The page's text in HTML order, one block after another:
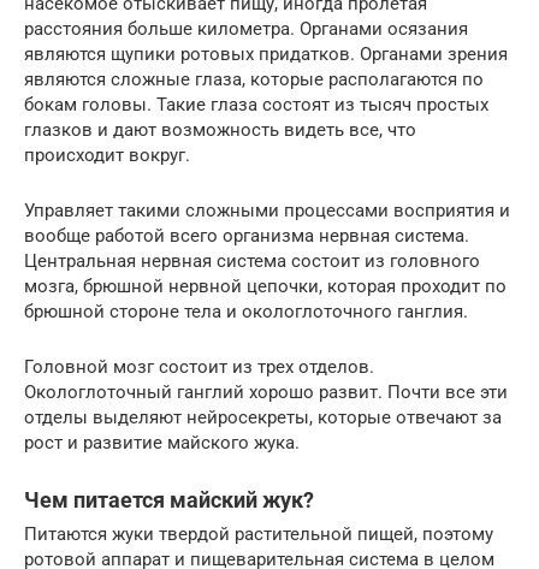
расстояния больше километра. Органами осязания
являются щупики ротовых придатков. Органами зрения
являются сложные глаза, которые располагаются по
бокам головы. Такие глаза состоят из тысяч простых
глазков и дают возможность видеть все, что
происходит вокруг.
Управляет такими сложными процессами восприятия и
вообще работой всего организма нервная система.
Центральная нервная система состоит из головного
мозга, брюшной нервной цепочки, которая проходит по
брюшной стороне тела и окологлоточного ганглия.
Головной мозг состоит из трех отделов.
Окологлоточный ганглий хорошо развит. Почти все эти
отделы выделяют нейросекреты, которые отвечают за
рост и развитие майского жука.
Чем питается майский жук?
Питаются жуки твердой растительной пищей, поэтому
ротовой аппарат и пищеварительная система в целом